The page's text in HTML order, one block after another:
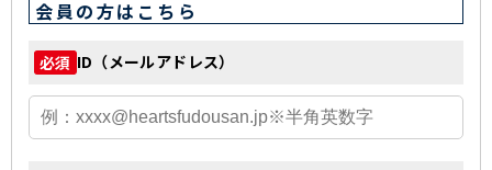
会員の方はこちら
必須 ID（メールアドレス）